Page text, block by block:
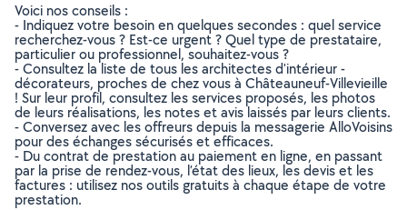
Voici nos conseils :
- Indiquez votre besoin en quelques secondes : quel service
recherchez-vous ? Est-ce urgent ? Quel type de prestataire,
particulier ou professionnel, souhaitez-vous ?
- Consultez la liste de tous les architectes d'intérieur -
décorateurs, proches de chez vous à Châteauneuf-Villevieille
! Sur leur profil, consultez les services proposés, les photos
de leurs réalisations, les notes et avis laissés par leurs clients.
- Conversez avec les offreurs depuis la messagerie AlloVoisins
pour des échanges sécurisés et efficaces.
- Du contrat de prestation au paiement en ligne, en passant
par la prise de rendez-vous, l’état des lieux, les devis et les
factures : utilisez nos outils gratuits à chaque étape de votre
prestation.